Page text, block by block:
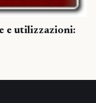
e utilizzazioni: